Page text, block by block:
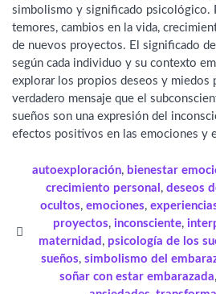
simbolismo y significado psicológico.
temores, cambios en la vida,
de nuevos proyectos. El significado
según cada individuo y su contexto
explorar los propios deseos y miedos
verdadero mensaje que el
sueños son una expresión del
efectos positivos en las emociones y
autoexploración, bienestar
crecimiento personal ,deseos
ocultos, emociones,
proyectos,inconsciente,
maternidad , psicología de los
sueños, simbolismo del
soñar con estar embarazada